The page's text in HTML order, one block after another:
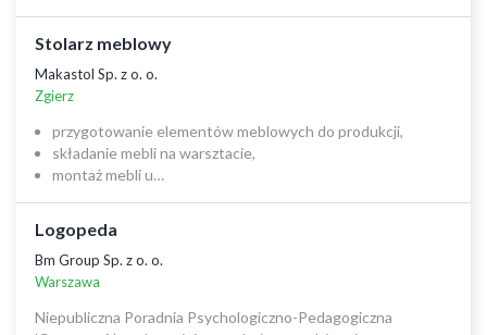
Stolarz meblowy
Makastol Sp. z o. o.
Zgierz
przygotowanie elementów meblowych do produkcji,
składanie mebli na warsztacie,
montaż mebli u…
Logopeda
Bm Group Sp. z o. o.
Warszawa
Niepubliczna Poradnia Psychologiczno-Pedagogiczna